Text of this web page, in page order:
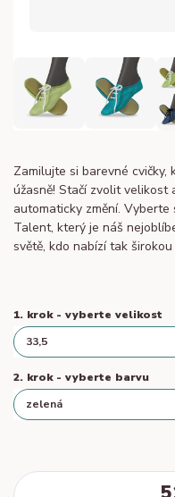
Zamilujte si barevné
úžasně! Stačí zvolit velikost
automaticky změní.
Talent, který je náš
světě, kdo nabízí tak
1. krok - vyberte velikost
2. krok - vyberte barvu